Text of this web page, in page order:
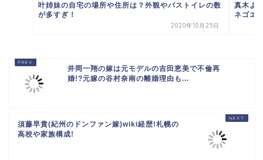
叶姉妹の自宅の場所や住所は？外観やバストイレの数
が多すぎ！
2020年10月25日
真木よ
ネゴエ
井岡一翔の嫁は元モデルの吉田恵美で不倫再
婚!?元嫁の谷村奈南の離婚理由も...
須藤早貴(紀州のドンファン嫁)wiki経歴!札幌の
高校や家族構成!